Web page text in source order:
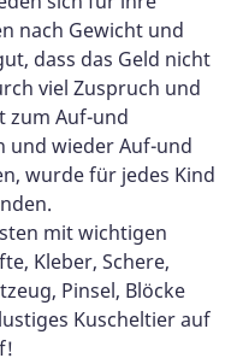
nach Gewicht und
dass das Geld nicht
viel Zuspruch und
zum Auf-und
und wieder Auf-und
wurde für jedes Kind
mit wichtigen
Kleber, Schere,
Pinsel, Blöcke
Kuscheltier auf